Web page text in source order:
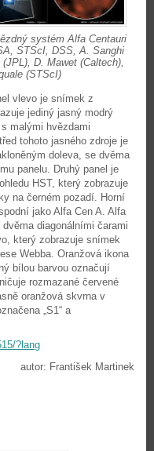
systém Alfa Centauri
STScI, DSS, A. Sanghi
D. Mawet (Caltech),
(STScI)
vlevo je snímek z
jediný jasný modrý
malými hvězdami
tohoto jasného zdroje je
doleva, se dvěma
panelu. Druhý panel je
HST, který zobrazuje
na černém pozadí. Horní
jako Alfa Cen A. Alfa
diagonálními čarami
který zobrazuje snímek
Webba. Oranžová ikona
bílou barvou označují
rozmazané červené
oranžová skvrna v
„S1“ a
?lang
autor: František Martinek